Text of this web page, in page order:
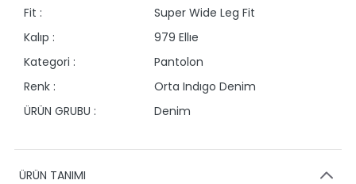
Fit :
Super Wide Leg Fit
Kalıp :
979 Ellıe
Kategori :
Pantolon
Renk :
Orta Indıgo Denim
ÜRÜN GRUBU :
Denim
ÜRÜN TANIMI